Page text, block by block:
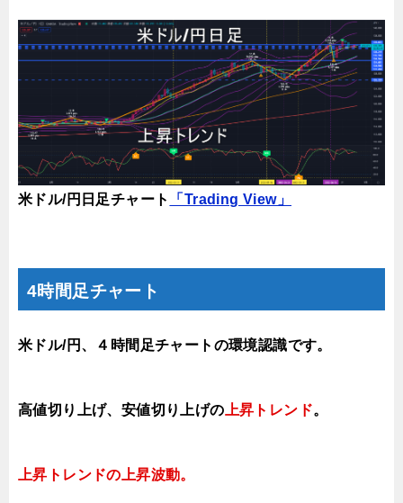
米ドル/円日足チャート 「Trading View」
4時間足チャート
米ドル/円、４時間足チャートの環境認識です。
高値切り上げ、安値切り上げの 上昇トレンド。
上昇トレンドの上昇波動。